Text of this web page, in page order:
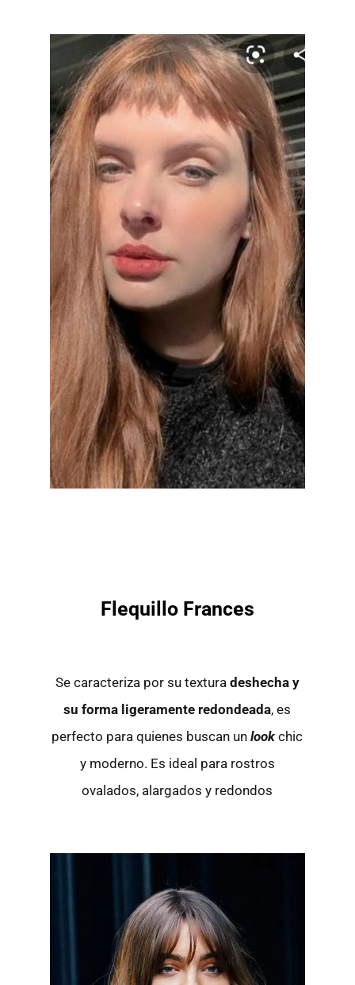
Flequillo Frances
Se caracteriza por su textura deshecha y
su forma ligeramente redondeada, es
perfecto para quienes buscan unlook chic
y moderno. Es ideal para rostros
ovalados, alargados y redondos